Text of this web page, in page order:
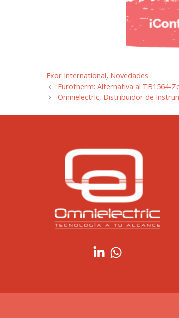
Categorías
Exor International, Novedades
Eurotherm: Alternativa al TB1564-
Omnielectric, Distribuidor de